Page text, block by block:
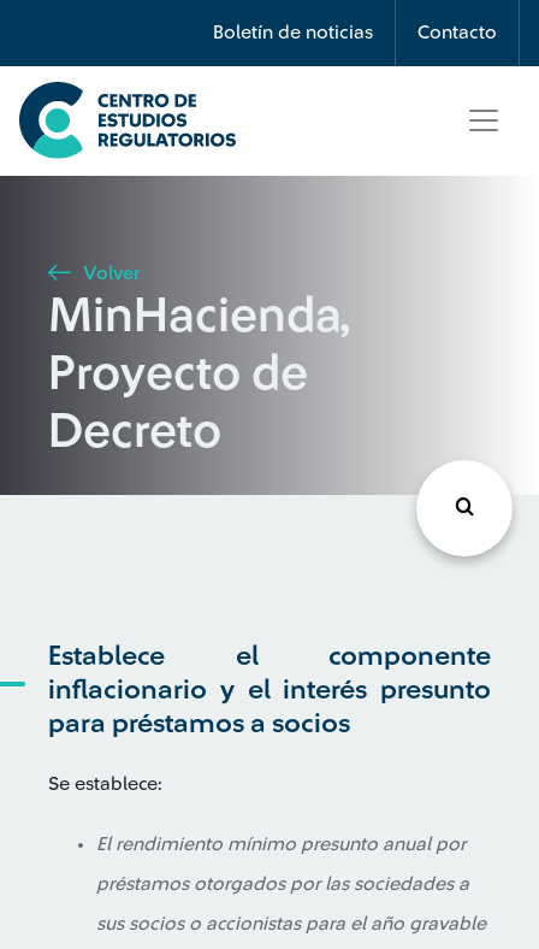
Boletín de noticias Contacto
Búsqueda
Seleccione país
Buscar
Volver
MinHacienda,
Proyecto de
Decreto
Establece el componente
inflacionario y el interés presunto
para préstamos a socios
Se establece:
El rendimiento mínimo presunto anual por
préstamos otorgados por las sociedades a
sus socios o accionistas para el año gravable